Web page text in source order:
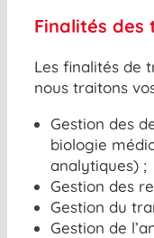
Finalités des
Les finalités de
nous traitons
Gestion des
biologie
analytiques) ;
Gestion des
Gestion du
Gestion de